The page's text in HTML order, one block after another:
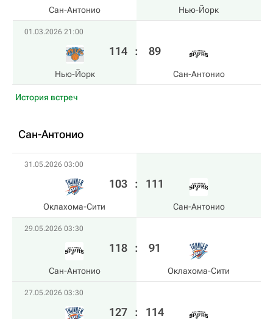
Сан-Антонио Нью-Йорк
01.03.2026 21:00
Нью-Йорк
114 : 89
Сан-Антонио
История встреч
Сан-Антонио
31.05.2026 03:00
Оклахома-Сити
103 : 111
Сан-Антонио
29.05.2026 03:30
Сан-Антонио
118 : 91
Оклахома-Сити
27.05.2026 03:30
127 : 114